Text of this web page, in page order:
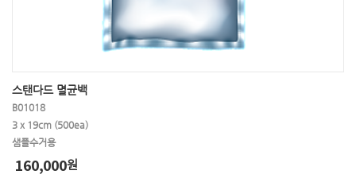
스탠다드 멸균백
B01018
3 x 19cm (500ea)
샘플수거용
160,000원